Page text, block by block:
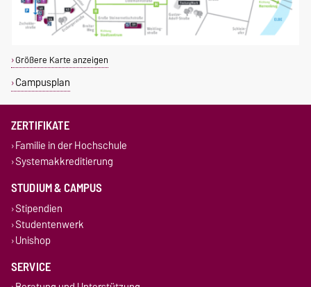
Größere Karte anzeigen
Campusplan
ZERTIFIKATE
Familie in der Hochschule
Systemakkreditierung
STUDIUM & CAMPUS
Stipendien
Studentenwerk
Unishop
SERVICE